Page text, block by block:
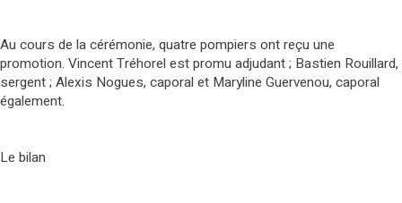
Au cours de la cérémonie, quatre pompiers ont reçu une
promotion. Vincent Tréhorel est promu adjudant ; Bastien Rouillard,
sergent ; Alexis Nogues, caporal et Maryline Guervenou, caporal
également.
Le bilan